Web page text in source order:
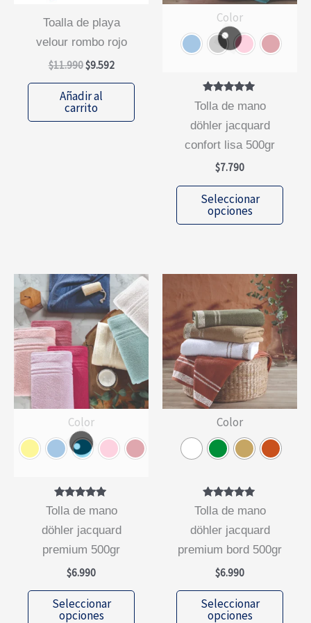
toalla de playa
velour rombo rojo
$11.990El
original
era:
$9.592El
actual
$9.592.
Añadir al
carrito
Color
Valorado
con
5.00
de 5
tolla de mano
döhler jacquard
confort lisa 500gr
$7.790
Seleccionar
opciones
Este
tiene
Las
se
elegir
en
la
Color
Valorado
con
5.00
de 5
tolla de mano
döhler jacquard
premium 500gr
$6.990
Seleccionar
opciones
Este
Color
Valorado
con
5.00
de 5
tolla de mano
döhler jacquard
premium bord 500gr
$6.990
Seleccionar
opciones
Este